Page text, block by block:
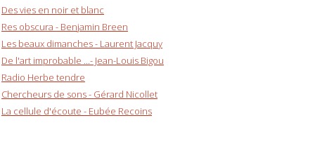
Des vies en noir et blanc
Res obscura - Benjamin Breen
Les beaux dimanches - Laurent Jacquy
De l'art improbable ...- Jean-Louis Bigou
Radio Herbe tendre
Chercheurs de sons - Gérard Nicollet
La cellule d'écoute - Eubée Recoins